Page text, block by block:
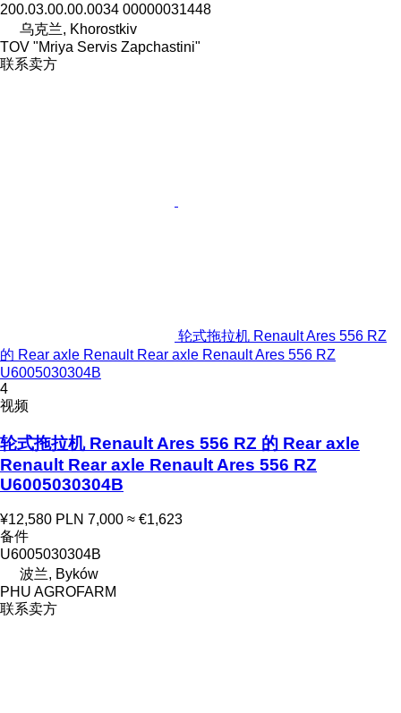
200.03.00.00.0034 00000031448
乌克兰, Khorostkiv
TOV "Mriya Servis Zapchastini"
联系卖方
轮式拖拉机 Renault Ares 556 RZ
的 Rear axle Renault Rear axle Renault Ares 556 RZ
U6005030304B
4
视频
轮式拖拉机 Renault Ares 556 RZ 的 Rear axle
Renault Rear axle Renault Ares 556 RZ
U6005030304B
¥12,580 PLN 7,000 ≈ €1,623
备件
U6005030304B
波兰, Byków
PHU AGROFARM
联系卖方